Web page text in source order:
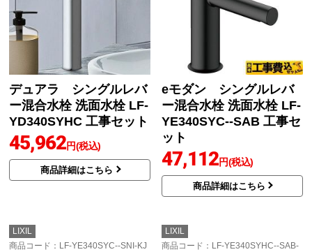
デュアラ シングルレバ
ー混合水栓 洗面水栓 LF-
YD340SYHC 工事セット
45,962円(税込)
商品詳細はこちら
eモダン シングルレバ
ー混合水栓 洗面水栓 LF-
YE340SYC--SAB 工事セ
ット
47,112円(税込)
商品詳細はこちら
LIXIL
商品コード ：LF-YE340SYC--SNI-KJ
LIXIL
商品コード ：LF-YE340SYHC--SAB-